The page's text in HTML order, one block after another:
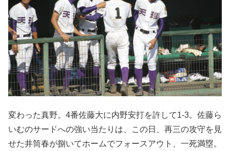
変わった真野。4番佐藤大に内野安打を許して1-3。佐藤ら
いむのサードへの強い当たりは、この日、再三の攻守を見
せた井筒春が捌いてホームでフォースアウト、一死満塁。